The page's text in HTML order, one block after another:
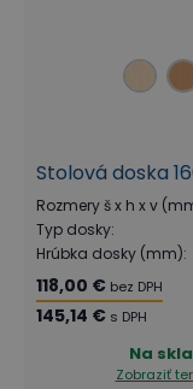
Stolová doska
Rozmery š x h x v
Typ dosky:
Hrúbka dosky (mm):
118,00 € bez DPH
145,14 € s DPH
Na
Zobraziť